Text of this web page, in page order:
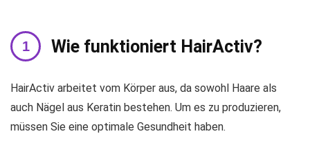
Wie funktioniert HairActiv?
HairActiv arbeitet vom Körper aus, da sowohl Haare als
auch Nägel aus Keratin bestehen. Um es zu produzieren,
müssen Sie eine optimale Gesundheit haben.